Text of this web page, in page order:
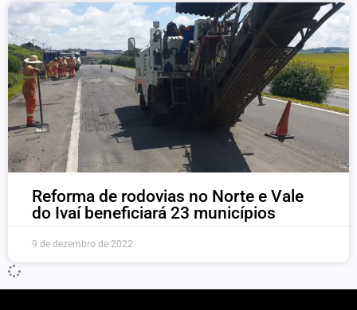
Reforma de rodovias no Norte e Vale
do Ivaí beneficiará 23 municípios
9 de dezembro de 2022